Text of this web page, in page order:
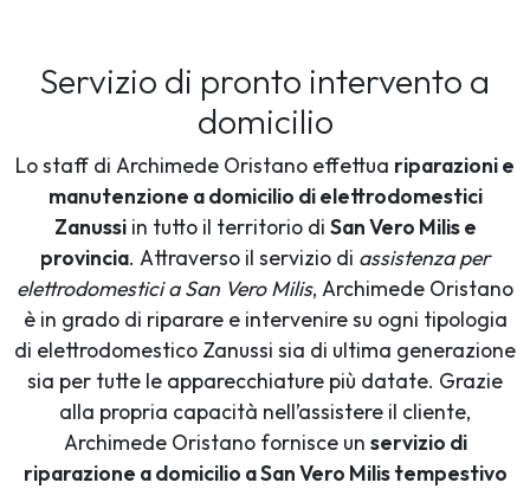
Servizio di pronto intervento a
domicilio
Lo staff di Archimede Oristano effettua riparazioni e
manutenzione a domicilio di elettrodomestici
Zanussiin tutto il territorio di San Vero Milis e
provincia. Attraverso il servizio di assistenza per
elettrodomestici a San Vero Milis, Archimede Oristano
è in grado di riparare e intervenire su ogni tipologia
di elettrodomestico Zanussi sia di ultima generazione
sia per tutte le apparecchiature più datate. Grazie
alla propria capacità nell’assistere il cliente,
Archimede Oristano fornisce un servizio di
riparazione a domicilio a San Vero Milis tempestivo